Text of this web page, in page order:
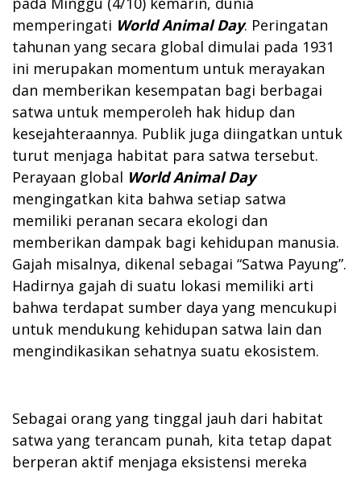
memperingati World Animal Day. Peringatan
tahunan yang secara global dimulai pada 1931
ini merupakan momentum untuk merayakan
dan memberikan kesempatan bagi berbagai
satwa untuk memperoleh hak hidup dan
kesejahteraannya. Publik juga diingatkan untuk
turut menjaga habitat para satwa tersebut.
Perayaan global World Animal Day
mengingatkan kita bahwa setiap satwa
memiliki peranan secara ekologi dan
memberikan dampak bagi kehidupan manusia.
Gajah misalnya, dikenal sebagai “Satwa Payung”.
Hadirnya gajah di suatu lokasi memiliki arti
bahwa terdapat sumber daya yang mencukupi
untuk mendukung kehidupan satwa lain dan
mengindikasikan sehatnya suatu ekosistem.
Sebagai orang yang tinggal jauh dari habitat
satwa yang terancam punah, kita tetap dapat
berperan aktif menjaga eksistensi mereka